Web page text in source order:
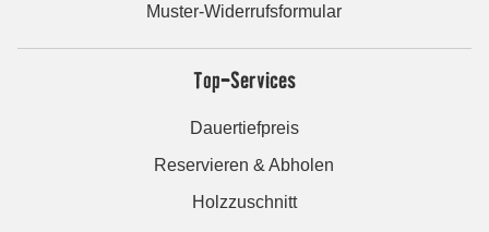
Muster-Widerrufsformular
Top-Services
Dauertiefpreis
Reservieren & Abholen
Holzzuschnitt